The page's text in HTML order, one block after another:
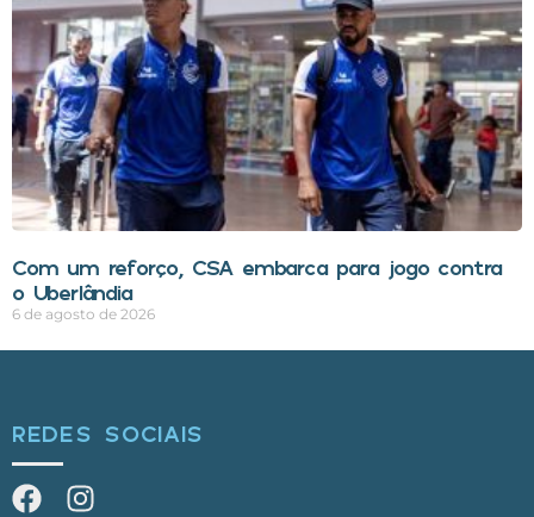
Com um reforço, CSA embarca para jogo contra
o Uberlândia
6 de agosto de 2026
REDES SOCIAIS